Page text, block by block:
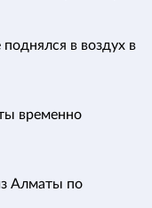
в воздух в
временно
Алматы по